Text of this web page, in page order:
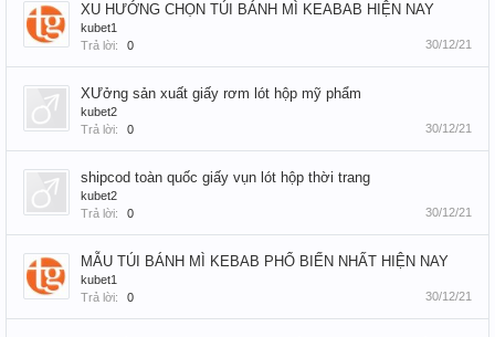
XU HƯỚNG CHỌN TÚI BÁNH MÌ KEABAB HIỆN NAY
kubet1
Trả lời:
0 30/12/21
XƯởng sản xuất giấy rơm lót hộp mỹ phẩm
kubet2
Trả lời:
0 30/12/21
shipcod toàn quốc giấy vụn lót hộp thời trang
kubet2
Trả lời:
0 30/12/21
MẪU TÚI BÁNH MÌ KEBAB PHỔ BIẾN NHẤT HIỆN NAY
kubet1
Trả lời:
0 30/12/21